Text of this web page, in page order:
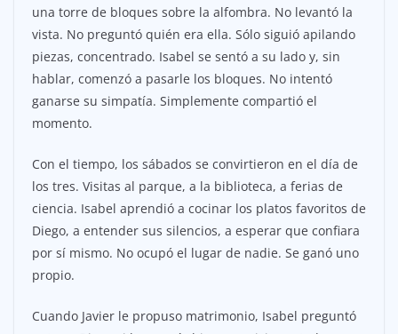
una torre de bloques sobre la alfombra. No levantó la
vista. No preguntó quién era ella. Sólo siguió apilando
piezas, concentrado. Isabel se sentó a su lado y, sin
hablar, comenzó a pasarle los bloques. No intentó
ganarse su simpatía. Simplemente compartió el
momento.
Con el tiempo, los sábados se convirtieron en el día de
los tres. Visitas al parque, a la biblioteca, a ferias de
ciencia. Isabel aprendió a cocinar los platos favoritos de
Diego, a entender sus silencios, a esperar que confiara
por sí mismo. No ocupó el lugar de nadie. Se ganó uno
propio.
Cuando Javier le propuso matrimonio, Isabel preguntó